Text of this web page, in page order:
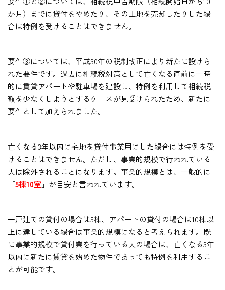
か月）までに貸付をやめたり、その土地を売却したりした場
合は特例を受けることはできません。
要件③については、平成30年の税制改正により新たに設けら
れた要件です。過去に相続税対策として亡くなる直前に一時
的に賃貸アパートや駐車場を建設し、特例を利用して相続税
額を少なくしようとするケースが見受けられたため、新たに
要件として加えられました。
亡くなる3年以内に宅地を貸付事業用にした場合には特例を受
けることはできません。ただし、事業的規模で行われている
人は除外されることになります。事業的規模とは、一般的に
「5棟10室」が目安と言われています。
一戸建ての貸付の場合は5棟、アパートの貸付の場合は10棟以
上に達している場合は事業的規模になると考えられます。既
に事業的規模で貸付業を行っている人の場合は、亡くなる3年
以内に新たに賃貸を始めた物件であっても特例を利用するこ
とが可能です。